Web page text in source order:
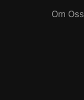
Om Oss